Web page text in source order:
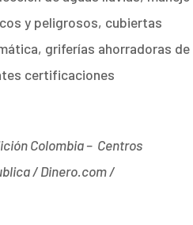
y peligrosos, cubiertas
griferías ahorradoras de
certificaciones
Colombia – Centros
/ Dinero.com /